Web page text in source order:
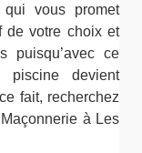
vous promet
de votre choix et
puisqu’avec ce
piscine devient
fait, recherchez
à Les